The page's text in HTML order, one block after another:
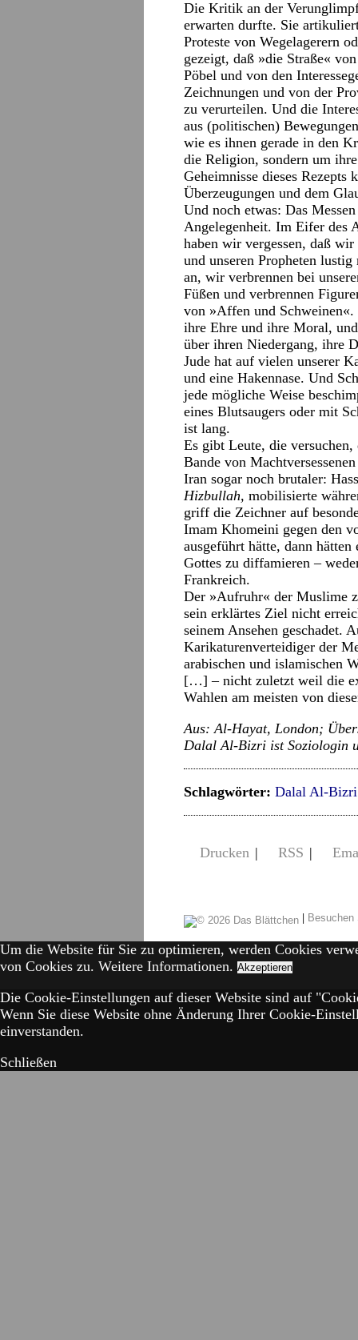
Die Kritik an der
erwarten durfte. Sie
Proteste von Wegelagerern
gezeigt, daß »die Straße«
Pöbel und von den
Zeichnungen und von der
zu verurteilen. Und die
aus (politischen)
wie es ihnen gerade in den
die Religion, sondern um
Geheimnisse dieses
Überzeugungen und dem
Und noch etwas: Das
Angelegenheit. Im Eifer des
haben wir vergessen, daß
und unseren Propheten
an, wir verbrennen bei
Füßen und verbrennen
von »Affen und
ihre Ehre und ihre Moral,
über ihren Niedergang, ihre
Jude hat auf vielen unserer
und eine Hakennase. Und
jede mögliche Weise
eines Blutsaugers oder mit
ist lang.
Es gibt Leute, die
Bande von
Iran sogar noch brutaler:
Hizbullah, mobilisierte
griff die Zeichner auf
Imam Khomeini gegen den
ausgeführt hätte, dann
Gottes zu diffamieren –
Frankreich.
Der »Aufruhr« der Muslime
sein erklärtes Ziel nicht
seinem Ansehen geschadet.
Karikaturenverteidiger der
arabischen und islamischen
[…] – nicht zuletzt weil die
Wahlen am meisten von
Aus: Al-Hayat, London;
Dalal Al-Bizri ist Soziologin
Schlagwörter: Dalal Al-Bizri
Drucken | RSS |
|
Um die Website für Sie zu optimieren, werden Cookies
von Cookies zu. Weitere Informationen. Akzeptieren
Die Cookie-Einstellungen auf dieser Website sind auf
Wenn Sie diese Website ohne Änderung Ihrer Cookie-
einverstanden.
Schließen